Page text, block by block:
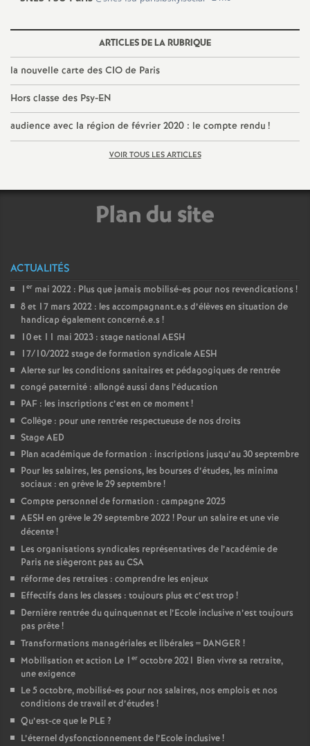
é
O
r
l
a
s
T
u
r
s
ARTICLES DE LA RUBRIQUE
la nouvelle carte des CIO de Paris
Hors classe des Psy-EN
audience avec la région de février 2020 : le compte rendu !
VOIR TOUS LES ARTICLES
Plan du site
ACTUALITÉS
1 er mai 2022 : Plus que jamais mobilisé-es pour nos revendications !
8 et 17 mars 2022 : les accompagnant.e.s d’élèves en situation de
handicap également concerné.e.s !
10 et 11 mai 2023 : stage national AESH
17/10/2022 stage de formation syndicale AESH
Alerte sur les conditions sanitaires et pédagogiques de rentrée
congé paternité : allongé aussi dans l’éducation
PAF : les inscriptions c’est en ce moment!
Collège : pour une rentrée respectueuse de nos droits
Stage AED
Plan académique de formation : inscriptions jusqu’au 30 septembre
Pour les salaires, les pensions, les bourses d’études, les minima
sociaux : en grève le 29 septembre!
Compte personnel de formation : campagne 2025
AESH en grève le 29 septembre 2022! Pour un salaire et une vie
décente!
Les organisations syndicales représentatives de l’académie de
Paris ne siègeront pas au CSA
réforme des retraites : comprendre les enjeux
Effectifs dans les classes : toujours plus et c’est trop!
Dernière rentrée du quinquennat et l’Ecole inclusive n’est toujours
pas prête!
Transformations managériales et libérales = DANGER !
Mobilisation et action Le 1 er octobre 2021 Bien vivre sa retraite,
une exigence
Le 5 octobre, mobilisé-es pour nos salaires, nos emplois et nos
conditions de travail et d’études !
Qu’est-ce que le PLE ?
L’éternel dysfonctionnement de l’Ecole inclusive!